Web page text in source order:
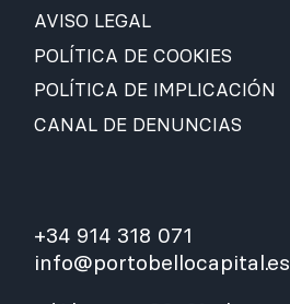
AVISO LEGAL
POLÍTICA DE COOKIES
POLÍTICA DE IMPLICACIÓN
CANAL DE DENUNCIAS
+34 914 318 071
info@portobellocapital.es